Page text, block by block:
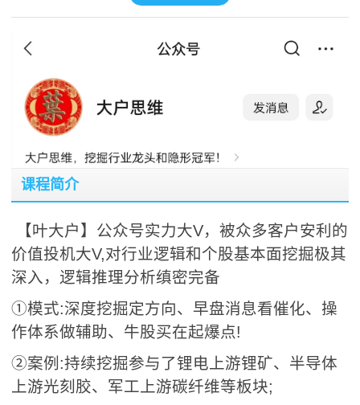
课程简介
【叶大户】公众号实力大V，被众多客户安利的
价值投机大V,对行业逻辑和个股基本面挖掘极其
深入，逻辑推理分析缜密完备
①模式:深度挖掘定方向、早盘消息看催化、操
作体系做辅助、牛股买在起爆点!
②案例:持续挖掘参与了锂电上游锂矿、半导体
上游光刻胶、军工上游碳纤维等板块;